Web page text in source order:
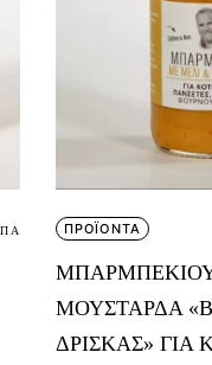
ΠΡΟΪΟΝΤΑ
ΜΟΥΣΤΑΡΔΑ
ΔΡΙΣΚΑΣ» ΓΙΑ